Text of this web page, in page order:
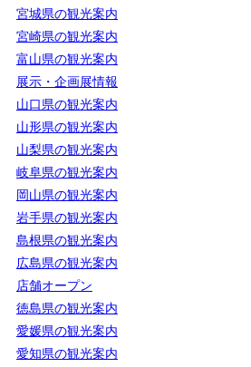
宮城県の観光案内
宮崎県の観光案内
富山県の観光案内
展示・企画展情報
山口県の観光案内
山形県の観光案内
山梨県の観光案内
岐阜県の観光案内
岡山県の観光案内
岩手県の観光案内
島根県の観光案内
広島県の観光案内
店舗オープン
徳島県の観光案内
愛媛県の観光案内
愛知県の観光案内